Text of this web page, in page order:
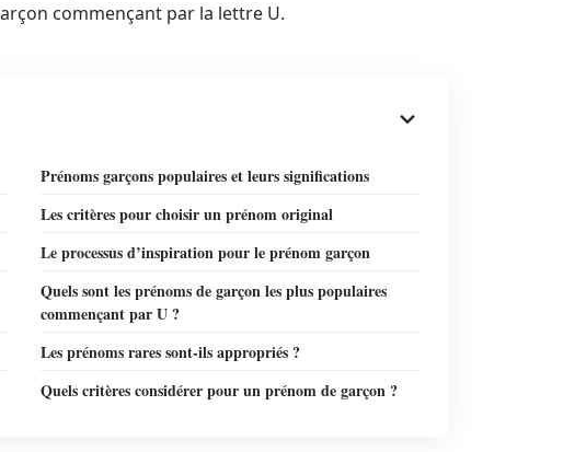
commençant par la lettre U.
Prénoms garçons populaires et leurs significations
Les critères pour choisir un prénom original
Le processus d’inspiration pour le prénom garçon
Quels sont les prénoms de garçon les plus populaires
commençant par U ?
Les prénoms rares sont-ils appropriés ?
Quels critères considérer pour un prénom de garçon ?